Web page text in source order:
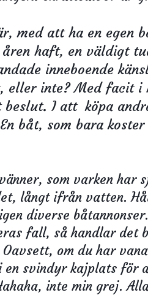
med att ha en egen
åren haft, en väldigt
inneboende
eller inte? Med facit i
I att köpa
båt, som bara
som varken har
långt ifrån vatten.
diverse
fall, så handlar det
Oavsett, om du har
en svindyr kajplats för
inte min grej.